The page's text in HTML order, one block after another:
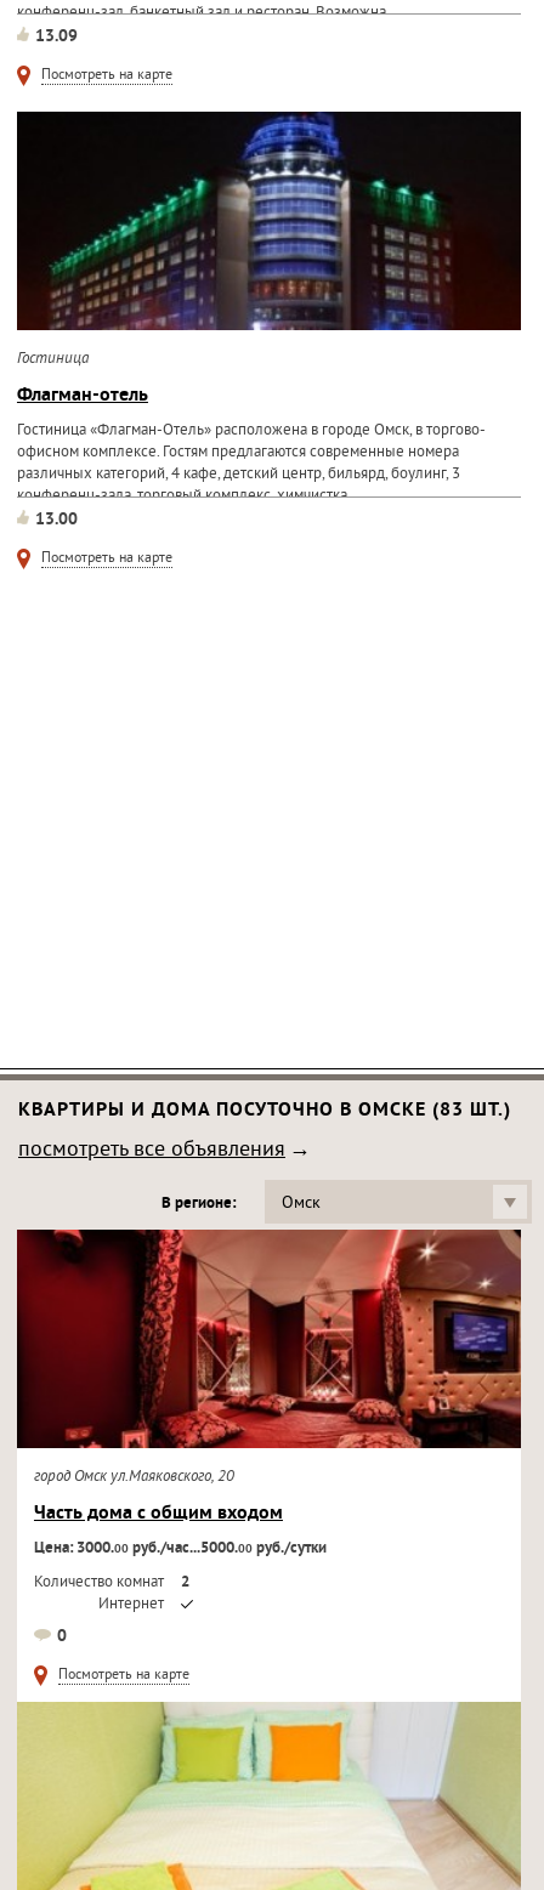
конференц-зал, банкетный зал и ресторан. Возможна...
13.09
Посмотреть на карте
Гостиница
Флагман-отель
Гостиница «Флагман-Отель» расположена в городе Омск, в торгово-
офисном комплексе. Гостям предлагаются современные номера
различных категорий, 4 кафе, детский центр, бильярд, боулинг, 3
конференц-зала, торговый комплекс, химчистка...
13.00
Посмотреть на карте
КВАРТИРЫ И ДОМА ПОСУТОЧНО В ОМСКЕ (83 ШТ.)
посмотреть все объявления
В регионе: Омск
город Омск ул.Маяковского, 20
Часть дома с общим входом
Цена: 3000.00руб./час...5000.00руб./сутки
Количество комнат
2
Интернет
0
Посмотреть на карте